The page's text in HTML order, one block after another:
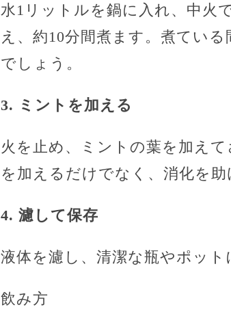
水1リットルを鍋に入れ、中火
え、約10分間煮ます。煮てい
でしょう。
3. ミントを加える
火を止め、ミントの葉を加え
を加えるだけでなく、消化を助
4. 濾して保存
液体を濾し、清潔な瓶やポット
飲み方